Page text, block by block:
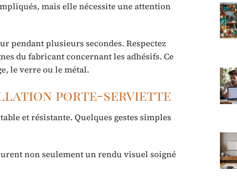
mais elle nécessite une attention
pendant plusieurs secondes. Respectez
du fabricant concernant les adhésifs. Ce
le verre ou le métal.
porte-serviette
et résistante. Quelques gestes simples
non seulement un rendu visuel soigné